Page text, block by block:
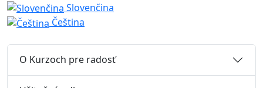
Slovenčina
Čeština
O Kurzoch pre radosť